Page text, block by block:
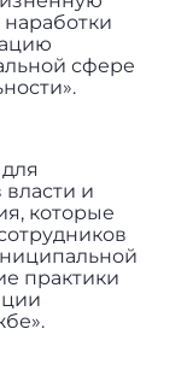
сфере
и
которые
практики